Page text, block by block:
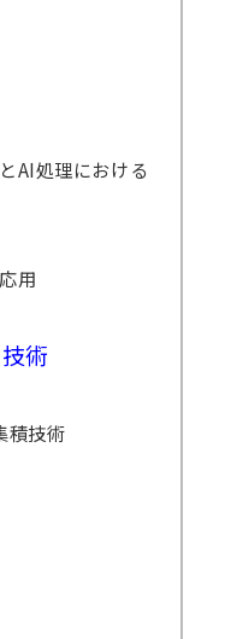
AI処理における
用
術
積技術